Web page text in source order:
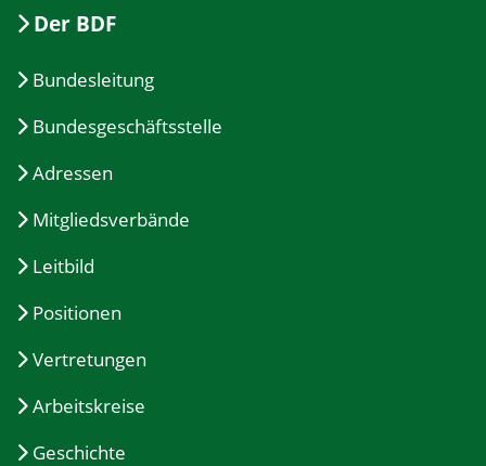
Der BDF
Bundesleitung
Bundesgeschäftsstelle
Adressen
Mitgliedsverbände
Leitbild
Positionen
Vertretungen
Arbeitskreise
Geschichte